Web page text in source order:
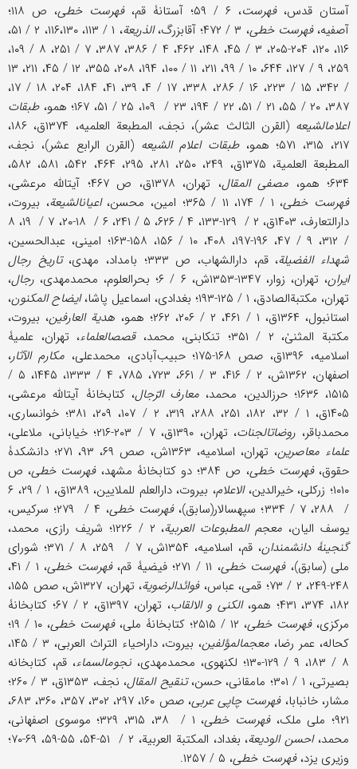
آستان قدس،فهرست، ۶ / ۵۹؛ آستانۀ قم، فهرست خطی
، ص ۱۱۸؛
آصفیه،فهرست خطی، ۳ / ۴۷۲؛ آقابزرگ، الذریعة
، ۱ / ۱۱۳، ۱۱۶،۱۳۰، ۲ / ۵۱،
۱۱۶، ۱۲۰، ۲۰۴-۲۰۵، ۳ / ۴۵، ۱۴۸، ۴۶۲، ۴ / ۳۸۶، ۳۸۷، ۷ / ۲۵۱، ۸ / ۱۰۹،
۲۵۹، ۹ / ۱۲۷، ۶۴۴، ۱۰ / ۹۹، ۲۱۱، ۱۱ / ۱۰۰، ۱۹۴، ۲۰۸، ۳۵۵، ۱۲ / ۴۵، ۲۱۱، ۱۳
/ ۳۴۲، ۱۵ / ۲۲۳، ۱۶ / ۲۸۶، ۳۳۸، ۱۷ / ۴، ۳۹، ۴۱، ۱۸۴، ۲۰۴، ۱۸ / ۱۷،
۳۸۷، ۲۰ / ۵۵، ۲۱ / ۵۱، ۲۲ / ۱۹۴، ۲۳ / ۱۰۹، ۲۵ / ۵۱، ۱۶۷؛ همو،
طبقات
اعلام‎الشیعه
(القرن الثالث عشر)، نجف، المطبعة العلمیه، ۱۳۷۴ق، ۱۸۶،
۲۱۷، ۳۱۵، ۵۷۱؛ همو،
طبقات اعلام الشیعه (القرن الرابع عشر)، نجف،
المطبعة العلمیة، ۱۳۷۵ق، ۲۴۹، ۲۵۰، ۲۸۱، ۲۹۵، ۴۶۴، ۵۴۲، ۵۸۱، ۵۸۲،
۶۳۴؛ همو،
مصفی المقال، تهران، ۱۳۷۸ق، ص ۴۶۷؛ آیت‎الله مرعشی،
فهرست خطی، ۱ / ۱۷۴، ۱۱ / ۳۶۵؛ امین، محسن، اعیان‎الشیعة
، بیروت،
دارالتعارف، ۱۴۰۳ق، ۲ / ۱۲۹-۱۳۳، ۴ / ۶۲۶، ۵ / ۲۴۱، ۶ / ۱۸-۲۰، ۷ / ۱۹، ۸
/ ۳۱۲، ۹ / ۴۷، ۱۹۶-۱۹۷، ۴۰۸، ۱۰ / ۱۵۶، ۱۵۸-۱۶۳؛ امینی، عبدالحسین،
شهداء الفضیلة، قم، دارالشهاب، ص ۳۳۳؛ بامداد، مهدی،
تاریخ رجال
ایران، تهران، زوار، ۱۳۴۷-۱۳۵۳ش، ۶ / ۶؛ بحرالعلوم، محمدمهدی، رجال،
تهران، مکتبةالصادق، ۱ / ۱۲۵-۱۹۳؛ بغدادی، اسماعیل پاشا،
ایضاح المکنون،
استانبول، ۱۳۶۴ق، ۱ / ۴۶۱، ۲ / ۲۰۶، ۲۶۲؛ همو،
هدیة العارفین، بیروت،
مکتبة المثنیٰ، ۲ / ۳۵۱؛ تنکابنی، محمد،
قصص‎العلماء
، تهران، علمیۀ
اسلامیه، ۱۳۹۶ق، صص ۱۶۸-۱۷۵؛ حبیب‌آبادی، محمدعلی،
مکارم الآثار،
اصفهان، ۱۳۶۲ش، ۲ / ۴۱۶، ۳ / ۶۶۱، ۷۲۳، ۷۸۵، ۴ / ۱۳۳۳، ۱۴۴۵، ۵ /
۱۵۱۵، ۱۶۳۶؛ حرزالدین، محمد،
معارف الرّجال
، کتابخانۀ آیت‎الله مرعشی،
۱۴۰۵ق، ۱ / ۳۲، ۱۸۲، ۲۵۱، ۲۸۸، ۳۱۹، ۲ / ۱۰۷، ۲۰۹، ۳۸۱؛ خوانساری،
محمدباقر، روضات‎الجنات
، تهران، ۱۳۹۰ق، ۷ / ۲۰۳-۲۱۶؛ خیابانی، ملاعلی،
علماء معاصرین
، تهران، اسلامیه، ۱۳۶۳ش، صص ۶۹، ۹۳، ۲۷۱؛ دانشکدۀ
حقوق،فهرست خطی، ص ۳۸۴؛ دو کتابخانۀ مشهد، فهرست خطی، ص
۱۰۱۰؛ زرکلی، خیرالدین،
الاعلام
، بیروت، دارالعلم للملایین، ۱۳۸۹ق، ۱ / ۲۹، ۶
/ ۲۸۸، ۷ / ۳۳۴؛ سپهسالار(سابق)،
فهرست خطی
، ۴ / ۲۷۹؛ سرکیس،
یوسف الیان، معجم المطبوعات العربیة، ۲ / ۱۲۲۶؛ شریف رازی، محمد،
گنجینۀ دانشمندان
، قم، اسلامیه، ۱۳۵۴ش، ۷ / ۲۵۹، ۸ / ۳۷۱؛ شورای
ملی (سابق)،فهرست خطی، ۱۱ / ۲۷۱؛ فیضیۀ قم، فهرست خطی
، ۱ / ۴۱،
۲۴۸-۲۴۹، ۲ / ۷۳؛ قمی، عباس،
فوائد‎الرضویة
، تهران، ۱۳۲۷ش، صص ۱۵۵،
۱۸۲، ۳۷۴، ۴۳۱؛ همو،
الکنی و الالقاب
، تهران، ۱۳۹۷ق، ۲ / ۶۷؛ کتابخانۀ
مرکزی،فهرست خطی، ۱۲ / ۲۵۱۵؛ کتابخانۀ ملی، فهرست خطی
، ۱۰ / ۱۹؛
کحاله، عمر رضا، معجم‎المؤلفین
، بیروت، داراحیاء التراث العربی، ۳ / ۱۴۵،
۸ / ۱۸۳، ۹ / ۱۲۹-۱۳۰؛ لکنهوی، محمدمهدی،
نجوم‎السماء
، قم، کتابخانه
بصیرتی، ۱ / ۳۰۱؛ مامقانی، حسن،
تنقیح المقال
، نجف، ۱۳۵۳ق، ۳ / ۲۶۰؛
مشار، خانبابا،فهرست چاپی عربی
، صص ۱۶۰، ۲۹۷، ۳۰۲، ۳۵۷، ۳۶۰، ۶۸۳،
۹۲۱؛ ملی ملک،
فهرست خطی
، ۱ / ۳۸، ۳۱۵، ۳۲۹؛ موسوی اصفهانی،
محمد،احسن الودیعة
، بغداد، المکتبة العربیة، ۲ / ۵۱-۵۴، ۵۵-۵۹، ۶۹-۷۰؛
وزیری یزد،فهرست خطی، ۵ / ۱۲۵۷.